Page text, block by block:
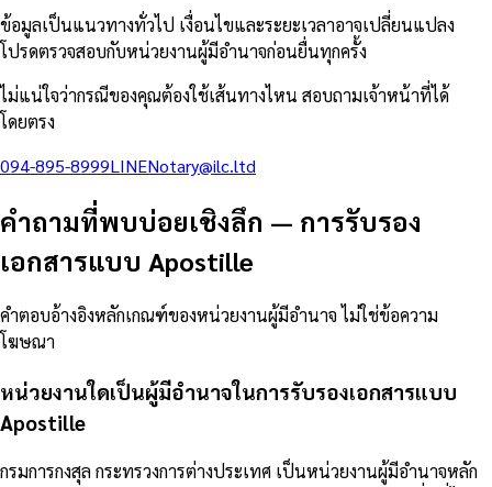
ข้อมูลเป็นแนวทางทั่วไป เงื่อนไขและระยะเวลาอาจเปลี่ยนแปลง
โปรดตรวจสอบกับหน่วยงานผู้มีอำนาจก่อนยื่นทุกครั้ง
ไม่แน่ใจว่ากรณีของคุณต้องใช้เส้นทางไหน สอบถามเจ้าหน้าที่ได้
โดยตรง
094-895-8999LINENotary@ilc.ltd
คำถามที่พบบ่อยเชิงลึก — การรับรอง
เอกสารแบบ Apostille
คำตอบอ้างอิงหลักเกณฑ์ของหน่วยงานผู้มีอำนาจ ไม่ใช่ข้อความ
โฆษณา
หน่วยงานใดเป็นผู้มีอำนาจในการรับรองเอกสารแบบ
Apostille
กรมการกงสุล กระทรวงการต่างประเทศ เป็นหน่วยงานผู้มีอำนาจหลัก